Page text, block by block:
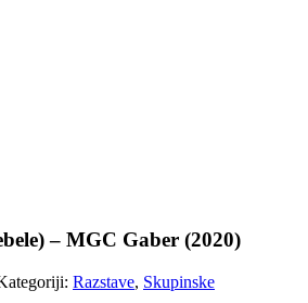
– MGC Gaber (2020)
Razstave, Skupinske